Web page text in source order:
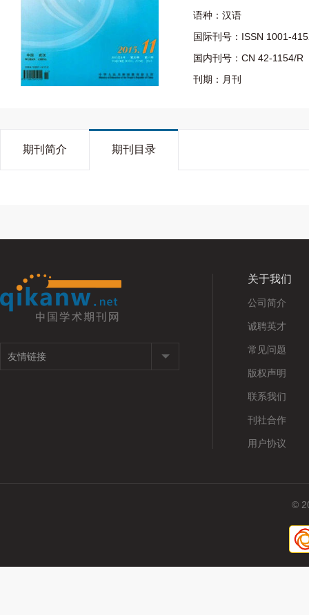
语种：汉语
国际刊号：ISSN 1001-
国内刊号：CN 42-1154/R
刊期：月刊
期刊简介 期刊目录
关于我们
公司简介
诚聘英才
常见问题
版权声明
联系我们
刊社合作
用户协议
©